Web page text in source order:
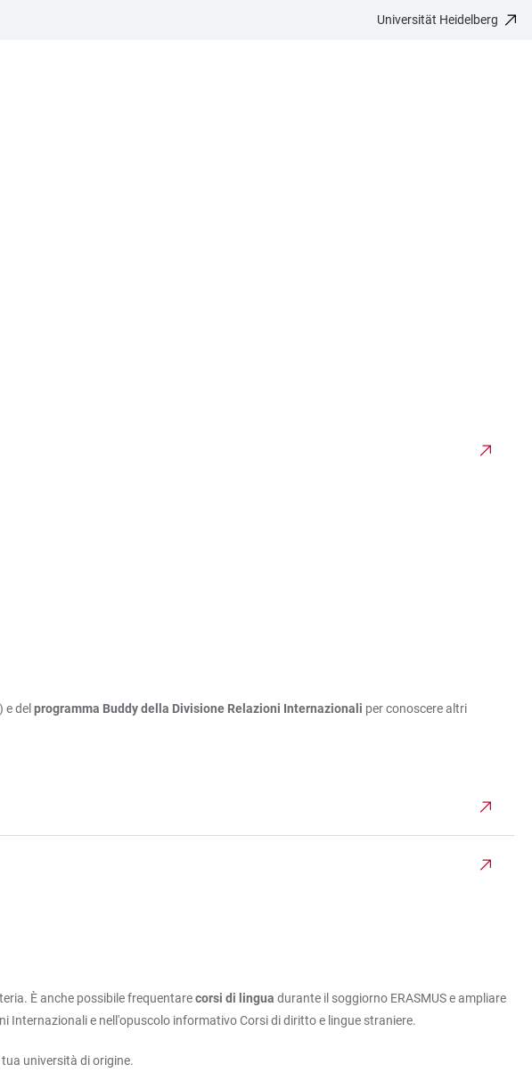
Universität Heidelberg
) e del programma Buddy della Divisione Relazioni Internazionali per conoscere altri
È anche possibile frequentarecorsi di lingua durante il soggiorno ERASMUS e ampliare
Internazionali e nell'opuscolo informativo Corsi di diritto e lingue straniere.
università di origine.